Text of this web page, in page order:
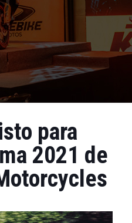
para
2021 de